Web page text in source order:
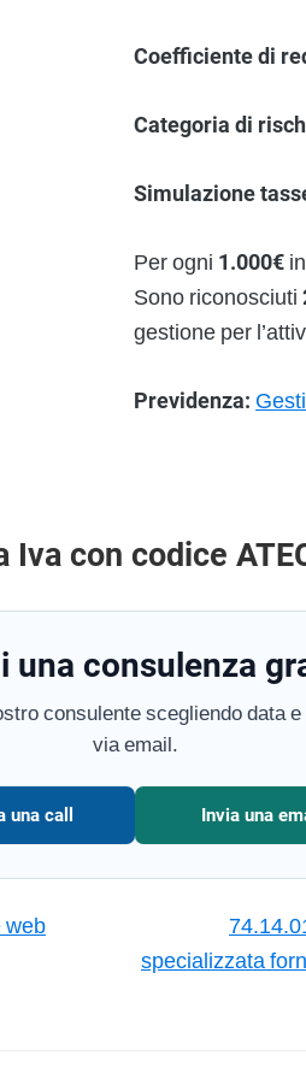
Coefficiente di
Categoria di
Simulazione
Per ogni 1.000€
Sono riconosciuti
gestione per
Previdenza:
con codice
una consulenza
consulente scegliendo data
via email.
una call Invia una
web
specializzata